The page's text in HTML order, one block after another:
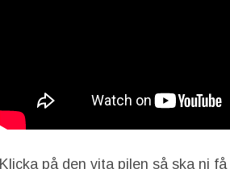
Klicka på den vita pilen så ska ni